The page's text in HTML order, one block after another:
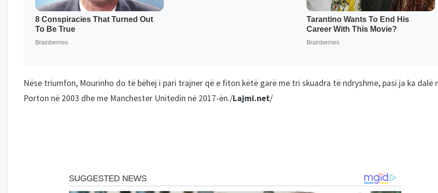
Nëse triumfon, Mourinho do të bëhej i pari trajner që e fiton këtë garë me tri skuadra të ndryshme, pasi ja ka dalë
Porton në 2003 dhe me Manchester Unitedin në 2017-ën./Lajmi.net/